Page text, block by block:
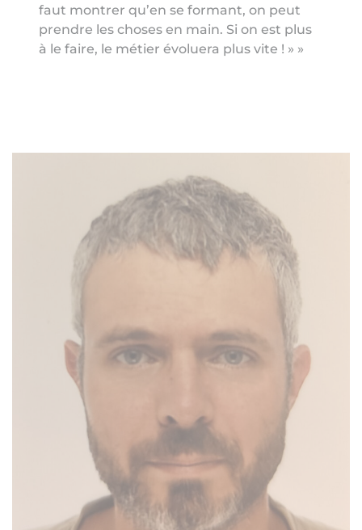
faut montrer qu’en se formant, on peut
prendre les choses en main. Si on est plus
à le faire, le métier évoluera plus vite ! » »